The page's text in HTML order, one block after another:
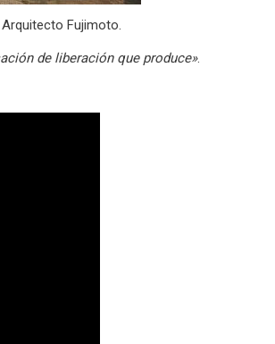
Fujimoto.
de liberación que produce».